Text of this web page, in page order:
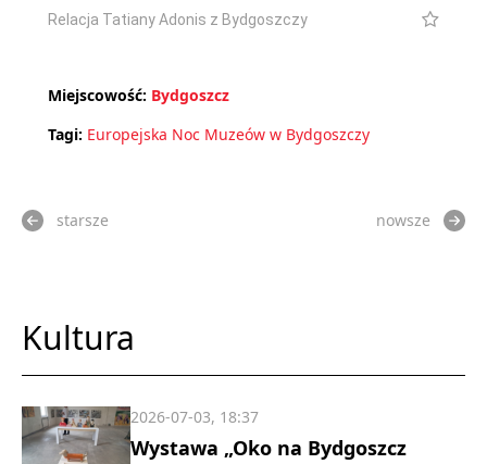
Relacja Tatiany Adonis z Bydgoszczy
Miejscowość: Bydgoszcz
Tagi: Europejska Noc Muzeów w Bydgoszczy
starsze nowsze
Kultura
Wystawa „Oko na Bydgoszcz
2026-07-03, 18:37